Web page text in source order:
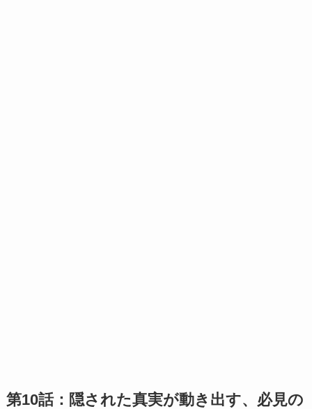
第10話：隠された真実が動き出す、必見の